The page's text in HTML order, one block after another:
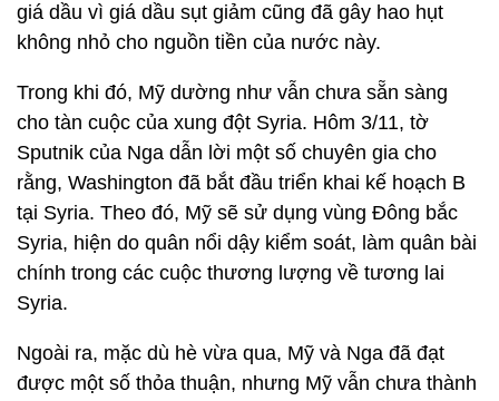
giá dầu vì giá dầu sụt giảm cũng đã gây hao hụt
không nhỏ cho nguồn tiền của nước này.
Trong khi đó, Mỹ dường như vẫn chưa sẵn sàng
cho tàn cuộc của xung đột Syria. Hôm 3/11, tờ
Sputnik của Nga dẫn lời một số chuyên gia cho
rằng, Washington đã bắt đầu triển khai kế hoạch B
tại Syria. Theo đó, Mỹ sẽ sử dụng vùng Đông bắc
Syria, hiện do quân nổi dậy kiểm soát, làm quân bài
chính trong các cuộc thương lượng về tương lai
Syria.
Ngoài ra, mặc dù hè vừa qua, Mỹ và Nga đã đạt
được một số thỏa thuận, nhưng Mỹ vẫn chưa thành